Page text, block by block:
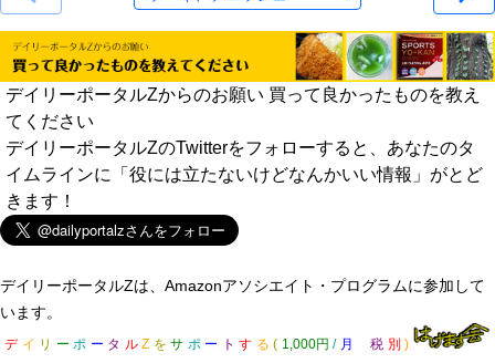
デイリーポータルZからのお願い 買って良かったものを教え
てください
デイリーポータルZのTwitterをフォローすると、あなたのタ
イムラインに「役には立たないけどなんかいい情報」がとど
きます！
デイリーポータルZは、Amazonアソシエイト・プログラムに参加して
います。
デ イ リ ー ポ ー タ ル Z を サ ポ ー ト す る ( 1,000円 / 月 税 別 )